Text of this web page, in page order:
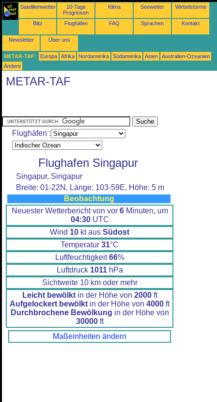
Satellitenwetter
10-Tage
Prognosen
Klima Seewetter Wirbelstürme
Blitz Flughäfen FAQ Sprachen Kontakt
Newsletter Über uns
METAR-TAF: Europa Afrika Nordamerika Südamerika Asien
Australien-Ozeanien
Andere
METAR-TAF
Flughäfen :
Flughafen Singapur
Singapur, Singapur
Breite: 01-22N, Länge: 103-59E, Höhe: 5 m
Beobachtung
Neuester Wetterbericht von vor 6Minuten, um
04:30UTC
Wind 10 kt aus Südost
Temperatur 31°C
Luftfeuchtigkeit66%
Luftdruck 1011hPa
Sichtweite 10 km oder mehr
Leicht bewölktin der Höhe von 2000ft
Aufgelockert bewölkt in der Höhe von 4000 ft
Durchbrochene Bewölkung in der Höhe von
30000ft
Maßeinheiten ändern